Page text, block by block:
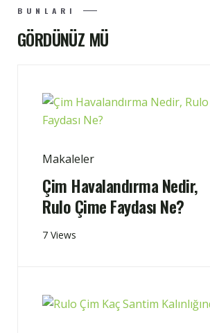
BUNLARI
GÖRDÜNÜZ MÜ
Makaleler
Çim Havalandırma Nedir,
Rulo Çime Faydası Ne?
7 Views